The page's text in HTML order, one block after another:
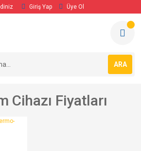
Giriş Yap Üye Ol
ARA
Cihazı Fiyatları